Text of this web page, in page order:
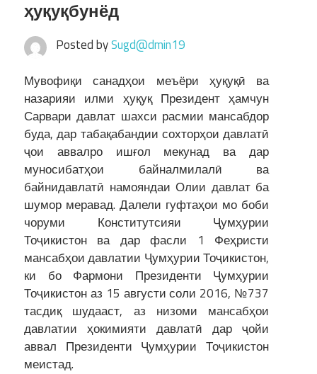
ҳуқуқбунёд
Posted bySugd@dmin19
Мувофиқи санадҳои меъёри ҳуқуқӣ ва
назарияи илми ҳуқуқ Президент ҳамчун
Сарвари давлат шахси расмии мансабдор
буда, дар табақабандии сохторҳои давлатӣ
ҷои аввалро ишғол мекунад ва дар
муносибатҳои байналмилалӣ ва
байнидавлатӣ намояндаи Олии давлат ба
шумор меравад. Далели гуфтаҳои мо боби
чоруми Конститутсияи Ҷумҳурии
Тоҷикистон ва дар фасли 1 Феҳристи
мансабҳои давлатии Ҷумҳурии Тоҷикистон,
ки бо Фармони Президенти Ҷумҳурии
Тоҷикистон аз 15 августи соли 2016, №737
тасдиқ шудааст, аз низоми мансабҳои
давлатии ҳокимияти давлатӣ дар ҷойи
аввал Президенти Ҷумҳурии Тоҷикистон
меистад.